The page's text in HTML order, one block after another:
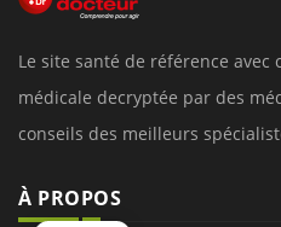
Le site santé de référence
médicale decryptée par des
conseils des meilleurs
À PROPOS